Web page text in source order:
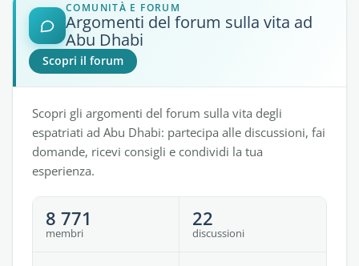
COMUNITÀ E FORUM
Argomenti del forum sulla vita ad
Abu Dhabi
Scopri il forum
Scopri gli argomenti del forum sulla vita degli
espatriati ad Abu Dhabi: partecipa alle discussioni, fai
domande, ricevi consigli e condividi la tua
esperienza.
8 771
membri
22
discussioni